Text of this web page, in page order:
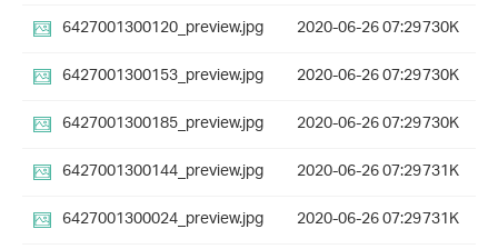
6427001300120_preview.jpg
2020-06-26 07:29730K
6427001300153_preview.jpg
2020-06-26 07:29730K
6427001300185_preview.jpg
2020-06-26 07:29730K
6427001300144_preview.jpg
2020-06-26 07:29731K
6427001300024_preview.jpg
2020-06-26 07:29731K